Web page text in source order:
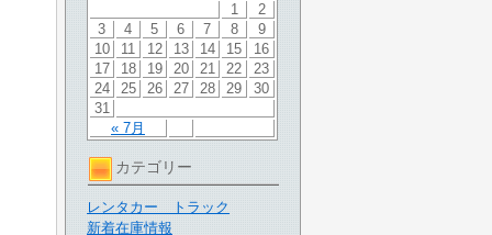
« 7月
1
2
3
4 5 6 7 8
9
10
11 12 13 14 15
16
17
18 19 20 21 22
23
24
25 26 27 28 29
30
31
カテゴリー
レンタカー トラック
新着在庫情報